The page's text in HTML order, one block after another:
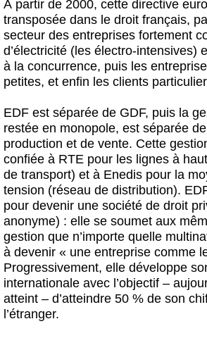
À partir de 2000, cette directive
transposée dans le droit français,
secteur des entreprises fortement
d’électricité (les électro-intensives)
à la concurrence, puis les
petites, et enfin les clients
EDF est séparée de GDF, puis la
restée en monopole, est séparée
production et de vente. Cette
confiée à RTE pour les lignes à
de transport) et à Enedis pour la
tension (réseau de distribution).
pour devenir une société de droit
anonyme) : elle se soumet aux
gestion que n’importe quelle
à devenir « une entreprise comme
Progressivement, elle développe
internationale avec l’objectif –
atteint – d’atteindre 50 % de son
l’étranger.